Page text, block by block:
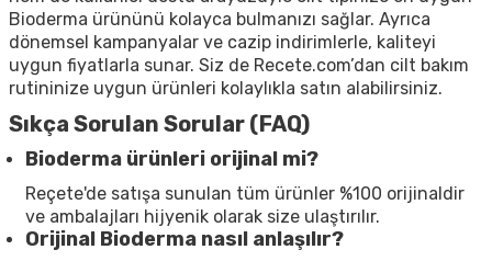
Bioderma ürününü kolayca bulmanızı sağlar. Ayrıca
dönemsel kampanyalar ve cazip indirimlerle, kaliteyi
uygun fiyatlarla sunar. Siz de Recete.com’dan cilt bakım
rutininize uygun ürünleri kolaylıkla satın alabilirsiniz.
Sıkça Sorulan Sorular (FAQ)
Bioderma ürünleri orijinal mi?
Reçete'de satışa sunulan tüm ürünler %100 orijinaldir
ve ambalajları hijyenik olarak size ulaştırılır.
Orijinal Bioderma nasıl anlaşılır?